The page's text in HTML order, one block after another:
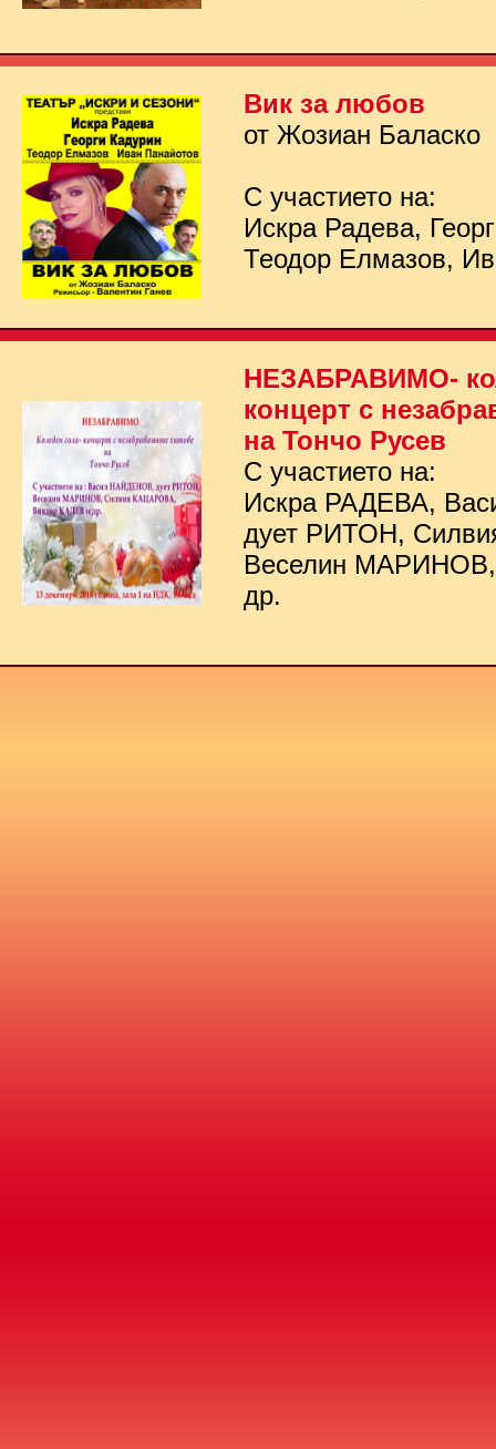
Вик за любов
от Жозиан Баласко
С участието на:
Искра Радева,
Теодор Елмазов,
НЕЗАБРАВИМО-
концерт с
на Тончо Русев
С участието на:
Искра РАДЕВА,
дует РИТОН,
Веселин
др.